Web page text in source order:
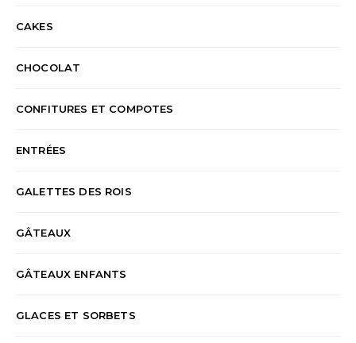
CAKES
CHOCOLAT
CONFITURES ET COMPOTES
ENTRÉES
GALETTES DES ROIS
GÂTEAUX
GÂTEAUX ENFANTS
GLACES ET SORBETS